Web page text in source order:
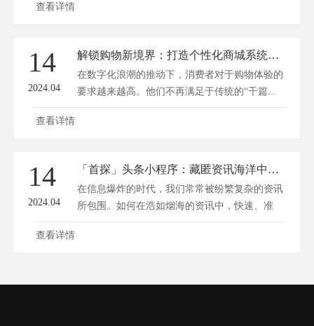
查看详情
14
2024.04
解锁购物新境界：打造个性化商城系统的秘密武器
在数字化浪潮的推动下，消费者对于购物体验的
要求越来越高。他们不再满足于传统的“千篇...
查看详情
14
2024.04
「首探」头条小程序：藏匿资讯海洋中的便捷宝盒
在信息爆炸的时代，我们常常被纷繁复杂的资讯
所包围。如何在浩如烟海的资讯中，快速、准
确...
查看详情